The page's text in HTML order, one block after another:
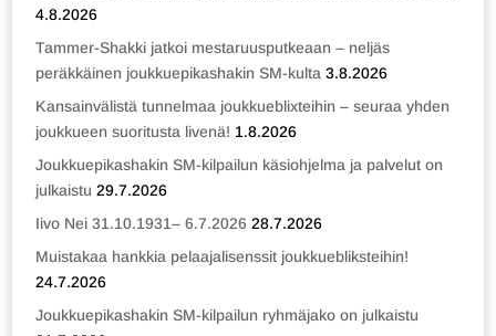
4.8.2026
Tammer-Shakki jatkoi mestaruusputkeaan – neljäs
peräkkäinen joukkuepikashakin SM-kulta 3.8.2026
Kansainvälistä tunnelmaa joukkueblixteihin – seuraa yhden
joukkueen suoritusta livenä! 1.8.2026
Joukkuepikashakin SM-kilpailun käsiohjelma ja palvelut on
julkaistu 29.7.2026
Iivo Nei 31.10.1931– 6.7.2026 28.7.2026
Muistakaa hankkia pelaajalisenssit joukkuebliksteihin!
24.7.2026
Joukkuepikashakin SM-kilpailun ryhmäjako on julkaistu